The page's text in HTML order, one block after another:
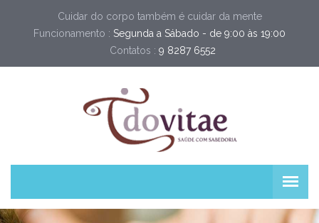
Cuidar do corpo também é cuidar da mente
Funcionamento : Segunda a Sábado - de 9:00 às 19:00
Contatos : 9 8287 6552